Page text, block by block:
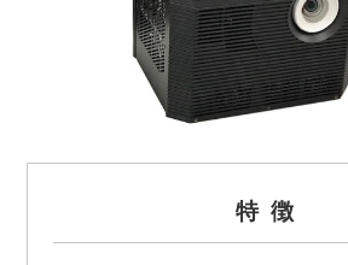
特徴